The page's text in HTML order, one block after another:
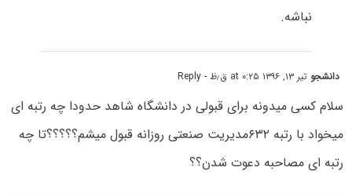
نباشه.
دانشجو تیر ۱۳, ۱۳۹۶ at ۰:۲۵ ق٫ظ - Reply
سلام کسی میدونه برای قبولی در دانشگاه شاهد حدودا چه رتبه ای
میخواد با رتبه ۶۳۲مدیریت صنعتی روزانه قبول میشم؟؟؟؟؟تا چه
رتبه ای مصاحبه دعوت شدن؟؟